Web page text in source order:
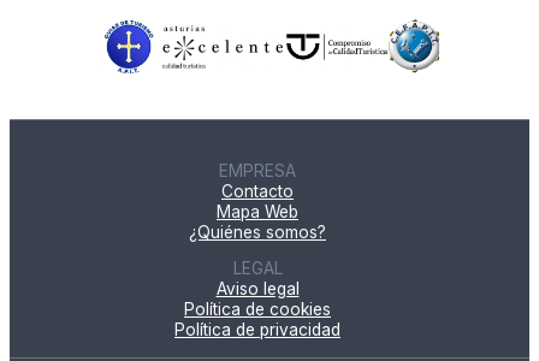
EMPRESA
Contacto
Mapa Web
¿Quiénes somos?
LEGAL
Aviso legal
Política de cookies
Política de privacidad